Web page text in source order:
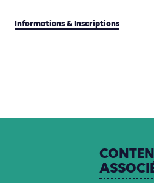
Informations & Inscriptions